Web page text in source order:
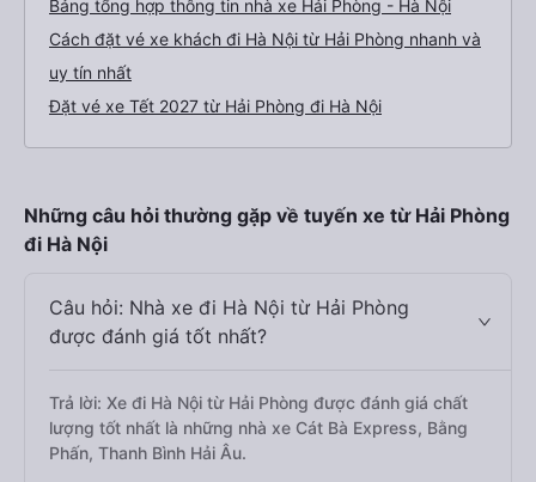
Bảng tổng hợp thông tin nhà xe Hải Phòng - Hà Nội
Cách đặt vé xe khách đi Hà Nội từ Hải Phòng nhanh và
uy tín nhất
Đặt vé xe Tết 2027 từ Hải Phòng đi Hà Nội
Những câu hỏi thường gặp về tuyến xe từ Hải Phòng
đi Hà Nội
Câu hỏi: Nhà xe đi Hà Nội từ Hải Phòng
được đánh giá tốt nhất?
Trả lời: Xe đi Hà Nội từ Hải Phòng được đánh giá chất
lượng tốt nhất là những nhà xe Cát Bà Express, Bằng
Phấn, Thanh Bình Hải Âu.